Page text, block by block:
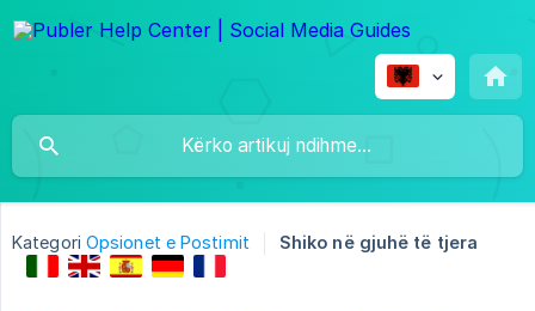
Kategori Opsionet e Postimit Shiko në gjuhë të tjera